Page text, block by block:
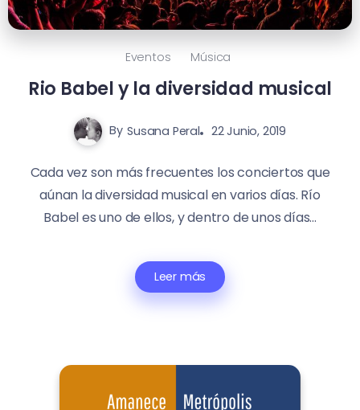
Eventos Música
Rio Babel y la diversidad musical
By Susana Peral 22 Junio, 2019
Cada vez son más frecuentes los conciertos que
aúnan la diversidad musical en varios días. Río
Babel es uno de ellos, y dentro de unos días...
Leer más